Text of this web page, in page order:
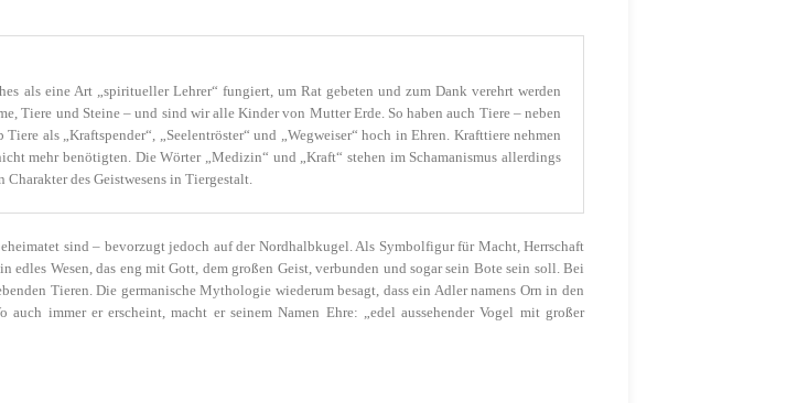
als eine Art „spiritueller Lehrer“ fungiert, um Rat gebeten und zum Dank verehrt werden
Tiere und Steine – und sind wir alle Kinder von Mutter Erde. So haben auch Tiere – neben
als „Kraftspender“, „Seelentröster“ und „Wegweiser“ hoch in Ehren. Krafttiere nehmen
mehr benötigten. Die Wörter „Medizin“ und „Kraft“ stehen im Schamanismus allerdings
des Geistwesens in Tiergestalt.
sind – bevorzugt jedoch auf der Nordhalbkugel. Als Symbolfigur für Macht, Herrschaft
Wesen, das eng mit Gott, dem großen Geist, verbunden und sogar sein Bote sein soll. Bei
Tieren. Die germanische Mythologie wiederum besagt, dass ein Adler namens Orn in den
auch immer er erscheint, macht er seinem Namen Ehre: „edel aussehender Vogel mit großer